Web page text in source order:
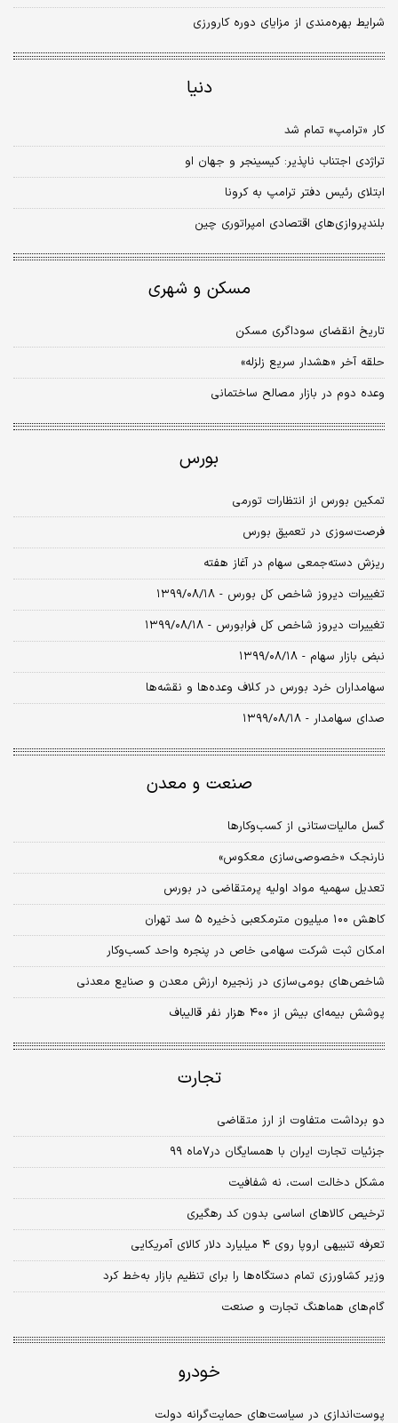
شرایط بهره‌مندی از مزایای دوره کارورزی
دنیا
کار «ترامپ» تمام شد
تراژدی اجتناب ناپذیر: کیسینجر و جهان او
ابتلای رئیس دفتر ترامپ به کرونا
بلندپروازی‌های اقتصادی امپراتوری چین
مسکن و شهری
تاریخ انقضای سوداگری مسکن
حلقه آخر «هشدار سریع زلزله»
وعده دوم در بازار مصالح ساختمانی
بورس
تمکین بورس از انتظارات تورمی
فرصت‌سوزی در تعمیق بورس
ریزش دسته‌جمعی سهام در آغاز هفته
تغییرات دیروز شاخص کل بورس - ۱۳۹۹/۰۸/۱۸
تغییرات دیروز شاخص کل فرابورس - ۱۳۹۹/۰۸/۱۸
نبض بازار سهام - ۱۳۹۹/۰۸/۱۸
سهامداران خرد بورس در کلاف وعده‌ها و نقشه‌ها
صدای سهامدار - ۱۳۹۹/۰۸/۱۸
صنعت و معدن
گسل مالیات‌ستانی از کسب‌وکارها
نارنجک «خصوصی‌سازی معکوس»
تعدیل سهمیه مواد اولیه پرمتقاضی در بورس
کاهش ۱۰۰ میلیون مترمکعبی ذخیره ۵ سد تهران
امکان ثبت شرکت سهامی خاص در پنجره واحد کسب‌وکار
شاخص‌های بومی‌سازی در زنجیره ارزش معدن و صنایع معدنی
پوشش بیمه‌ای بیش از ۴۰۰ هزار نفر قالیباف
تجارت
دو برداشت متفاوت از ارز متقاضی
جزئیات تجارت ایران با همسایگان در۷ماه ۹۹
مشکل دخالت است، نه شفافیت
ترخیص کالاهای اساسی بدون کد رهگیری
تعرفه تنبیهی اروپا روی ۴ میلیارد دلار کالای آمریکایی
وزیر کشاورزی تمام دستگاه‌ها را برای تنظیم بازار به‌خط کرد
گام‌های هماهنگ تجارت و صنعت
خودرو
پوست‌اندازی در سیاست‌های حمایت‌گرانه دولت